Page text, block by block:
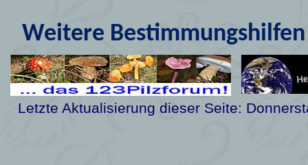
Weitere
Letzte Aktualisierung dieser Seite: